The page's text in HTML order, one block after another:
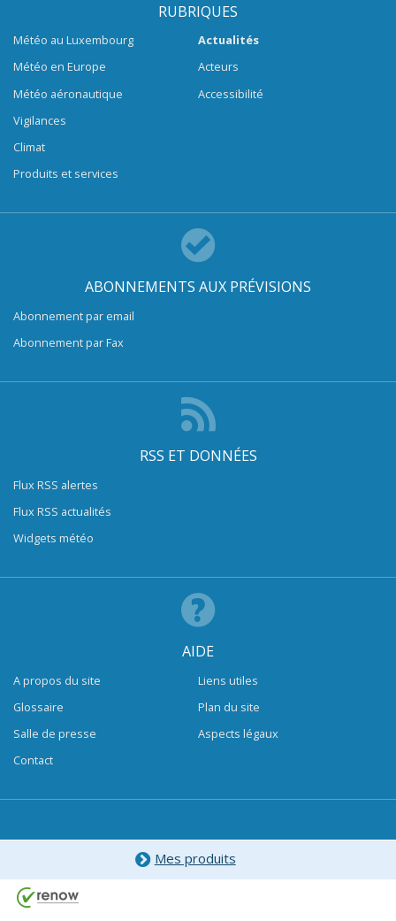
RUBRIQUES
Météo au Luxembourg
Météo en Europe
Météo aéronautique
Vigilances
Climat
Produits et services
Actualités
Acteurs
Accessibilité
ABONNEMENTS AUX PRÉVISIONS
Abonnement par email
Abonnement par Fax
RSS ET DONNÉES
Flux RSS alertes
Flux RSS actualités
Widgets météo
AIDE
A propos du site
Glossaire
Salle de presse
Contact
Liens utiles
Plan du site
Aspects légaux
Mes produits